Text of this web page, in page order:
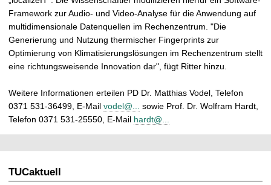
Framework zur Audio- und Video-Analyse für die Anwendung auf
multidimensionale Datenquellen im Rechenzentrum. "Die
Generierung und Nutzung thermischer Fingerprints zur
Optimierung von Klimatisierungslösungen im Rechenzentrum stellt
eine richtungsweisende Innovation dar", fügt Ritter hinzu.
Weitere Informationen erteilen PD Dr. Matthias Vodel, Telefon
0371 531-36499, E-Mail vodel@... sowie Prof. Dr. Wolfram Hardt,
Telefon 0371 531-25550, E-Mail hardt@...
TUCaktuell